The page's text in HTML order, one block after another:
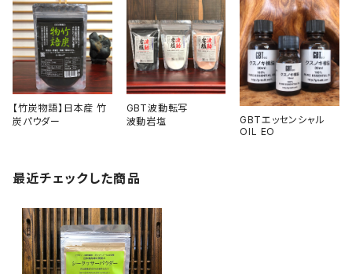
【竹炭物語】日本産 竹
炭パウダー
GBT波動転写
波動岩塩
GBTエッセンシャル
OIL EO
最近チェックした商品